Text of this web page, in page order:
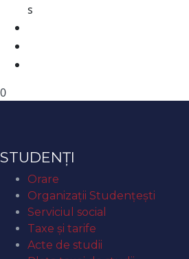
s
0
STUDENȚI
Orare
Organizaţii Studenţeşti
Serviciul social
Taxe și tarife
Acte de studii